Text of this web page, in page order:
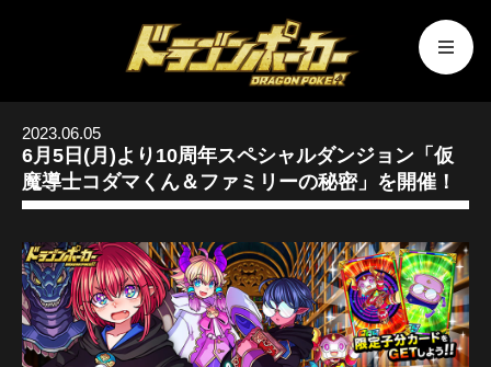
2023.06.05
6月5日(月)より10周年スペシャルダンジョン「仮
魔導士コダマくん＆ファミリーの秘密」を開催！